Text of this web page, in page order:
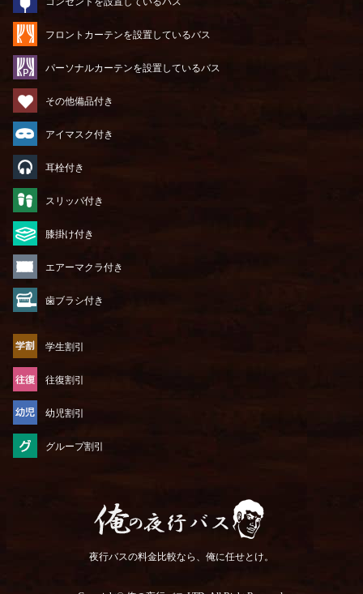
フロントカーテンを設置しているバス
パーソナルカーテンを設置しているバス
その他備品付き
アイマスク付き
耳栓付き
スリッパ付き
膝掛け付き
エアーマクラ付き
歯ブラシ付き
学生割引
往復割引
幼児割引
グループ割引
俺の夜行バス
夜行バスの料金比較なら、俺に任せとけ。